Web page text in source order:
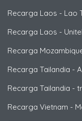
Recarga Laos - Lao
Recarga Laos - Unitel
Recarga
Recarga Tailandia -
Recarga Tailandia -
Recarga Vietnam -